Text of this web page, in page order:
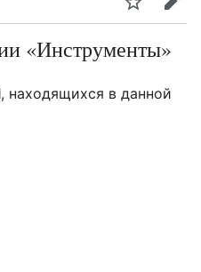
«Инструменты»
находящихся в данной